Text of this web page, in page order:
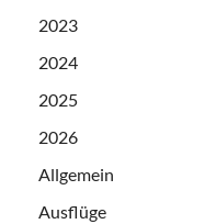
2023
2024
2025
2026
Allgemein
Ausflüge